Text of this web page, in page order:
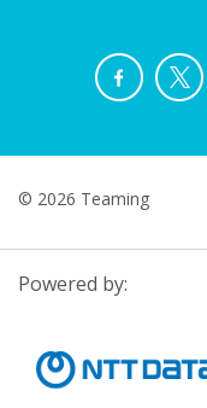
© 2026 Teaming
Powered by: